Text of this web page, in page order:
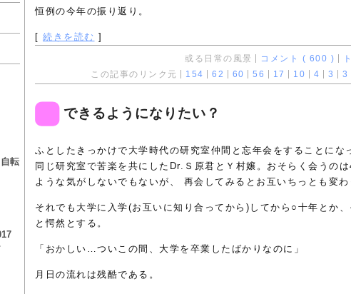
転
恒例の今年の振り返り。
[ 続きを読む ]
或る日常の風景 コメント ( 600 )
この記事のリンク元
154 62 60 56 17 10 4 3 3
できるようになりたい？
ふとしたきっかけで大学時代の研究室仲間と忘年会をすることにな
同じ研究室で苦楽を共にしたDr.Ｓ原君とＹ村嬢。おそらく会うの
ような気がしないでもないが、 再会してみるとお互いちっとも変わ
それでも大学に入学(お互いに知り合ってから)してから○十年とか
と愕然とする。
「おかしい…ついこの間、大学を卒業したばかりなのに」
月日の流れは残酷である。